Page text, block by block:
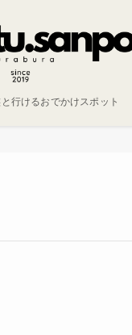
行けるおでかけスポット